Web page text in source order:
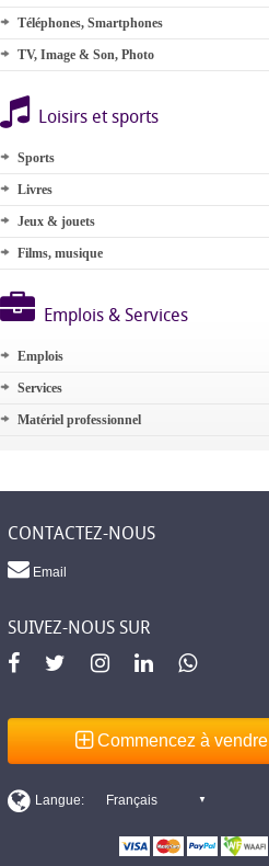
Téléphones, Smartphones
TV, Image & Son, Photo
Loisirs et sports
Sports
Livres
Jeux & jouets
Films, musique
Emplois & Services
Emplois
Services
Matériel professionnel
CONTACTEZ-NOUS
Email
SUIVEZ-NOUS SUR
Commencez à vendre